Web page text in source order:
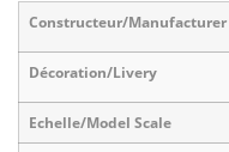
Constructeur/Manufacturer
Décoration/Livery
Echelle/Model Scale